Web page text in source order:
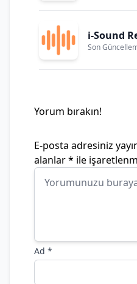
i-Sound
Son
Yorum bırakın!
E-posta adresiniz
alanlar* ile
Ad *